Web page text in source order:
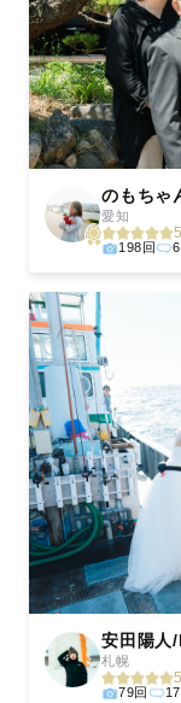
のもちゃ
愛知
198回
安田陽
札幌
79回